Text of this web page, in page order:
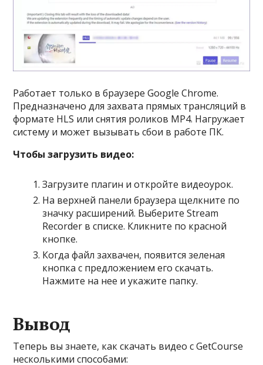
Работает только в браузере Google Chrome.
Предназначено для захвата прямых трансляций в
формате HLS или снятия роликов MP4. Нагружает
систему и может вызывать сбои в работе ПК.
Чтобы загрузить видео:
Загрузите плагин и откройте видеоурок.
На верхней панели браузера щелкните по
значку расширений. Выберите Stream
Recorder в списке. Кликните по красной
кнопке.
Когда файл захвачен, появится зеленая
кнопка с предложением его скачать.
Нажмите на нее и укажите папку.
Вывод
Теперь вы знаете, как скачать видео с GetCourse
несколькими способами: